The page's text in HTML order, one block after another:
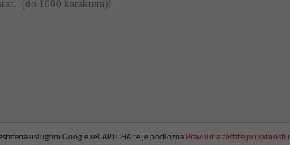
uslugom Google reCAPTCHA te je podložna Pravilima zaštite privatnostii